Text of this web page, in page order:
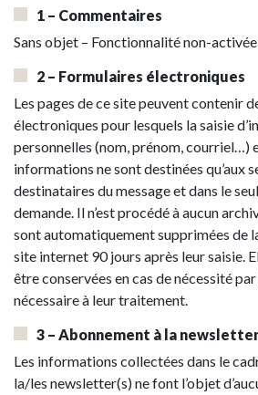
1 – Commentaires
Sans objet – Fonctionnalité non-
2 – Formulaires électroniques
Les pages de ce site peuvent contenir
électroniques pour lesquels la saisie
personnelles (nom, prénom, courriel…)
informations ne sont destinées qu’aux
destinataires du message et dans le
demande. Il n’est procédé à aucun
sont automatiquement supprimées de
site internet 90 jours après leur saisie.
être conservées en cas de nécessité
nécessaire à leur traitement.
3 – Abonnement à la
Les informations collectées dans le
la/les newsletter(s) ne font l’objet